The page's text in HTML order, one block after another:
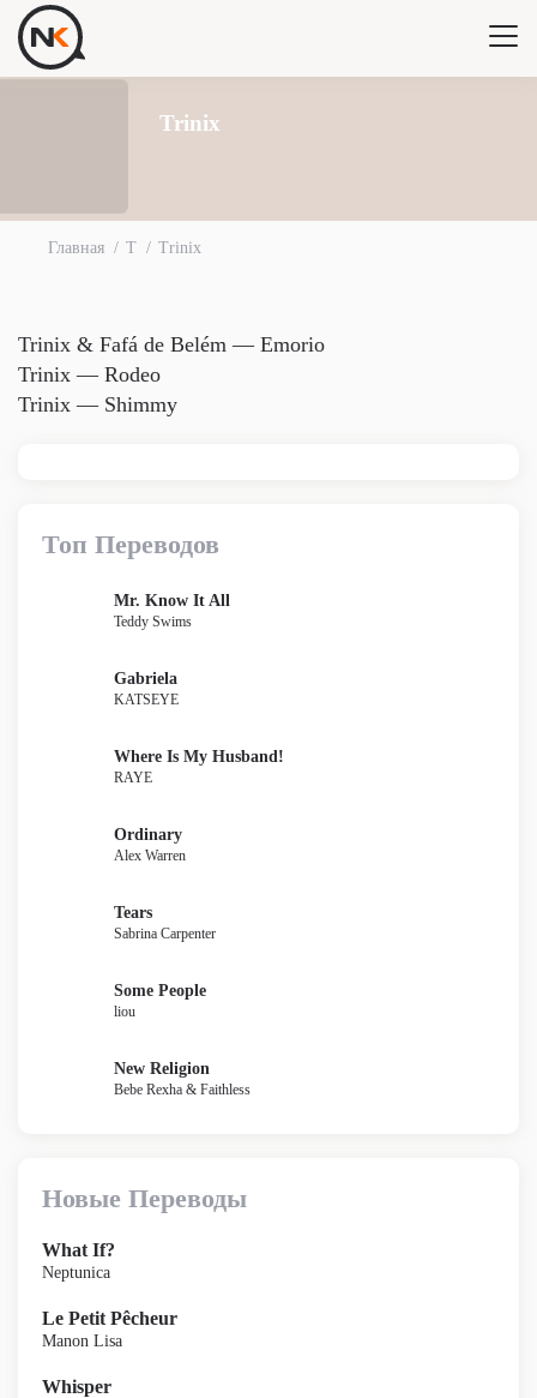
Trinix
Главная T Trinix
Trinix & Fafá de Belém — Emorio
Trinix — Rodeo
Trinix — Shimmy
Топ Переводов
Mr. Know It All
Teddy Swims
Gabriela
KATSEYE
Where Is My Husband!
RAYE
Ordinary
Alex Warren
Tears
Sabrina Carpenter
Some People
liou
New Religion
Bebe Rexha & Faithless
Новые Переводы
What If?
Neptunica
Le Petit Pêcheur
Manon Lisa
Whisper